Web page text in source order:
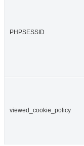
PHPSESSID
viewed_cookie_policy